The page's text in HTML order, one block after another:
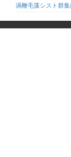
渦鞭毛藻シスト群